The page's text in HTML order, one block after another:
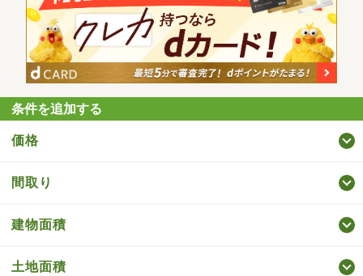
条件を追加する
価格
間取り
建物面積
土地面積